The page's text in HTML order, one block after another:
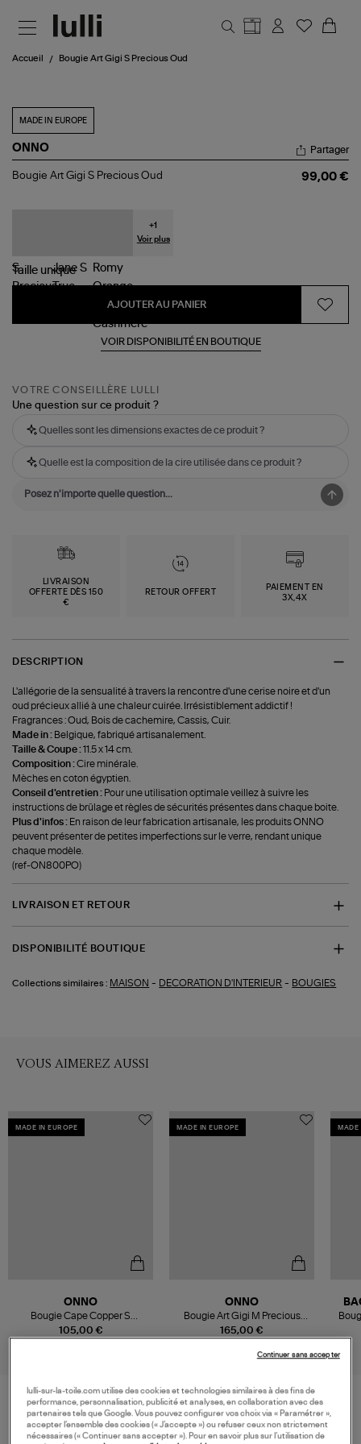
Accueil Bougie Art Gigi S Precious Oud
MADE IN EUROPE
ONNO
Bougie
Partager
Bougie Art Gigi S Precious Oud 99,00 €
+1
Voir plus
Taille unique
AJOUTER AU PANIER
VOIR DISPONIBILITÉ EN BOUTIQUE
VOTRE CONSEILLÈRE LULLI
Une question sur ce produit ?
Quelles sont les dimensions exactes de ce produit ?
Quelle est la composition de la cire utilisée dans ce produit ?
LIVRAISON
OFFERTE DÈS 150
€
RETOUR OFFERT
PAIEMENT EN
3X,4X
DESCRIPTION
L'allégorie de la sensualité à travers la rencontre d'une cerise noire et d'un
oud précieux allié à une chaleur cuirée. Irrésistiblement addictif !
Fragrances : Oud, Bois de cachemire, Cassis, Cuir.
Made in : Belgique, fabriqué artisanalement.
Taille & Coupe :11.5 x 14 cm.
Composition :Cire minérale.
Mèches en coton égyptien.
Conseil d'entretien : Pour une utilisation optimale veillez à suivre les
instructions de brûlage et règles de sécurités présentes dans chaque boite.
Plus d'infos : En raison de leur fabrication artisanale, les produits ONNO
peuvent présenter de petites imperfections sur le verre, rendant unique
chaque modèle.
(ref-ON800PO)
LIVRAISON ET RETOUR
DISPONIBILITÉ BOUTIQUE
Collections similaires : MAISON - DECORATION D'INTERIEUR - BOUGIES
VOUS AIMEREZ AUSSI
MADE IN EUROPE
105,00 €
ONNO
Bougie Cape Copper S
Zanzibar
MADE IN EUROPE
165,00 €
ONNO
Bougie Art Gigi M Precious
Oud
MADE
VOS DERNIERS PRODUITS VUS
lulli-sur-la-toile.com utilise des cookies et technologies similaires à des fins de
performance, personnalisation, publicité et analyses, en collaboration avec des
partenaires tels que Google. Vous pouvez configurer vos choix via « Paramétrer »,
accepter l’ensemble des cookies (« J’accepte ») ou refuser ceux non strictement
nécessaires (« Continuer sans accepter »). Pour en savoir plus sur l’utilisation de
Continuer sans accepter